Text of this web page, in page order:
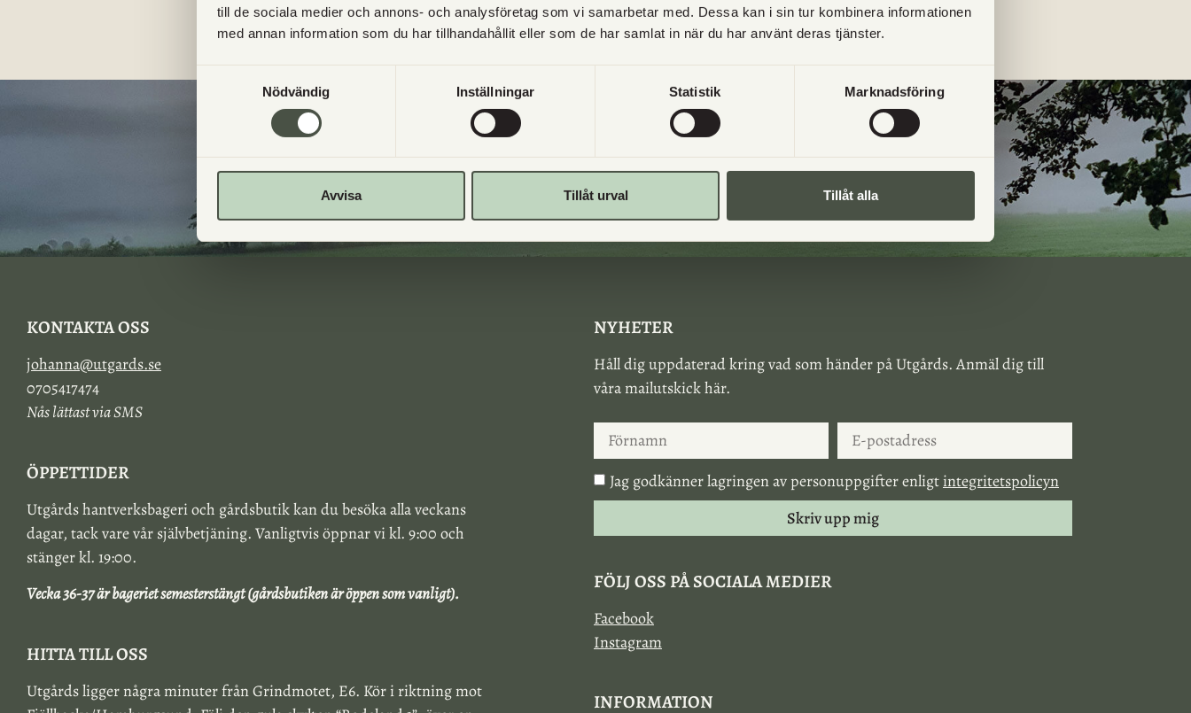
till de sociala medier och annons- och analysföretag som vi samarbetar med. Dessa kan i sin tur kombinera informationen
med annan information som du har tillhandahållit eller som de har samlat in när du har använt deras tjänster.
Nödvändig
Inställningar Statistik Marknadsföring
Avvisa Tillåt urval Tillåt alla
KONTAKTA OSS
johanna@utgards.se
0705417474
Nås lättast via SMS
ÖPPETTIDER
Utgårds hantverksbageri och gårdsbutik kan du besöka alla veckans
dagar, tack vare vår självbetjäning. Vanligtvis öppnar vi kl. 9:00 och
stänger kl. 19:00.
Vecka 36-37 är bageriet semesterstängt (gårdsbutiken är öppen som vanligt).
HITTA TILL OSS
Utgårds ligger några minuter från Grindmotet, E6. Kör i riktning mot
NYHETER
Håll dig uppdaterad kring vad som händer på Utgårds. Anmäl dig till
våra mailutskick här.
Jag godkänner lagringen av personuppgifter enligtintegritetspolicyn
Skriv upp mig
FÖLJ OSS PÅ SOCIALA MEDIER
Facebook
Instagram
INFORMATION